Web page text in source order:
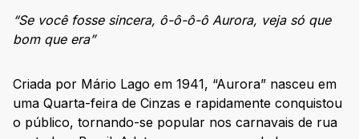
“Se você fosse sincera, ô-ô-ô-ô Aurora, veja só que
bom que era”
Criada por Mário Lago em 1941, “Aurora” nasceu em
uma Quarta-feira de Cinzas e rapidamente conquistou
o público, tornando-se popular nos carnavais de rua